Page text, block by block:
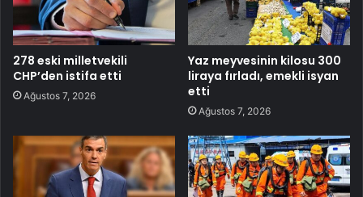
278 eski milletvekili
CHP’den istifa etti
Ağustos 7, 2026
Yaz meyvesinin kilosu 300
liraya fırladı, emekli isyan
etti
Ağustos 7, 2026